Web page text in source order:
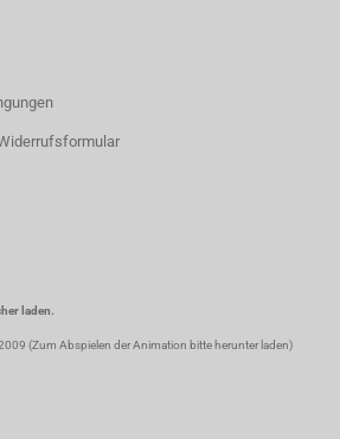
laden.
(Zum Abspielen der Animation bitte herunter laden)